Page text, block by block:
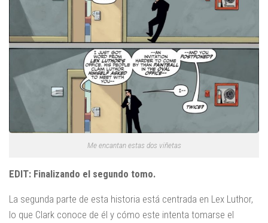
Me encantan estas dos viñetas
EDIT: Finalizando el segundo tomo.
La segunda parte de esta historia está centrada en Lex Luthor,
lo que Clark conoce de él y cómo este intenta tomarse el